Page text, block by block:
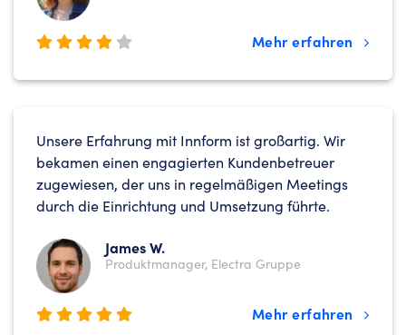
Mehr erfahren
Unsere Erfahrung mit Innform ist großartig. Wir
bekamen einen engagierten Kundenbetreuer
zugewiesen, der uns in regelmäßigen Meetings
durch die Einrichtung und Umsetzung führte.
James W.
Produktmanager, Electra Gruppe
Mehr erfahren